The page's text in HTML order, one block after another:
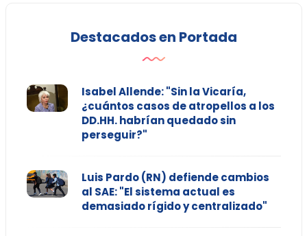
Destacados en Portada
Isabel Allende: "Sin la Vicaría,
¿cuántos casos de atropellos a los
DD.HH. habrían quedado sin
perseguir?"
Luis Pardo (RN) defiende cambios
al SAE: "El sistema actual es
demasiado rígido y centralizado"